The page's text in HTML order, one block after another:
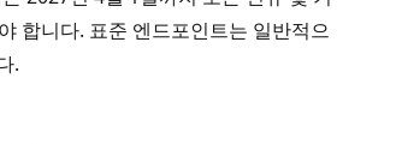
합니다. 표준 엔드포인트는 일반적으
.